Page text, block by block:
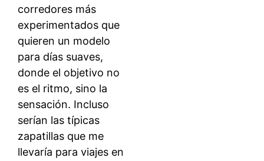
corredores más
experimentados que
quieren un modelo
para días suaves,
donde el objetivo no
es el ritmo, sino la
sensación. Incluso
serían las típicas
zapatillas que me
llevaría para viajes en